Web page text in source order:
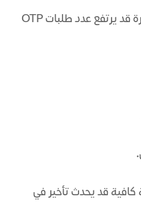
خلال المواسم والعروض الكبيرة قد يرتفع عدد طلبات OTP
كافية قد يحدث تأخير في